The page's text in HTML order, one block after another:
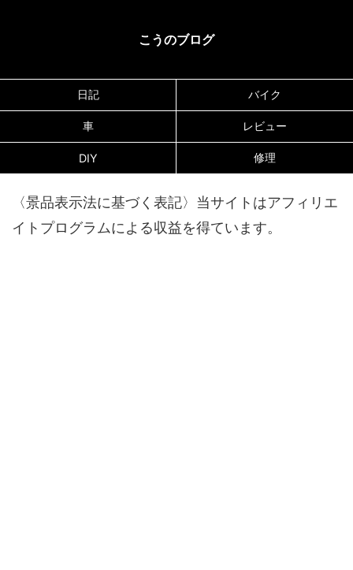
こうのブログ
日記 バイク
車 レビュー
DIY 修理
〈景品表示法に基づく表記〉当サイトはアフィリエ
イトプログラムによる収益を得ています。